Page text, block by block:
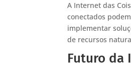
A Internet das
conectados
implementar
de recursos
Futuro da